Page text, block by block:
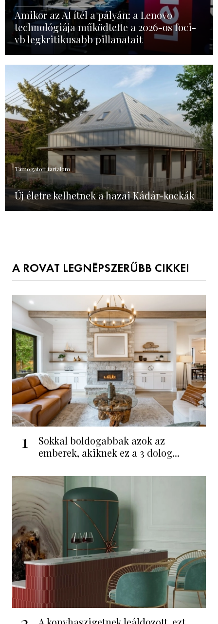
Amikor az AI ítél a pályán: a Lenovo
technológiája működtette a 2026-os foci-
vb legkritikusabb pillanatait
Támogatott tartalom
Új életre kelhetnek a hazai Kádár-kockák
A ROVAT LEGNÉPSZERŰBB CIKKEI
1
Sokkal boldogabbak azok az
emberek, akiknek ez a 3 dolog...